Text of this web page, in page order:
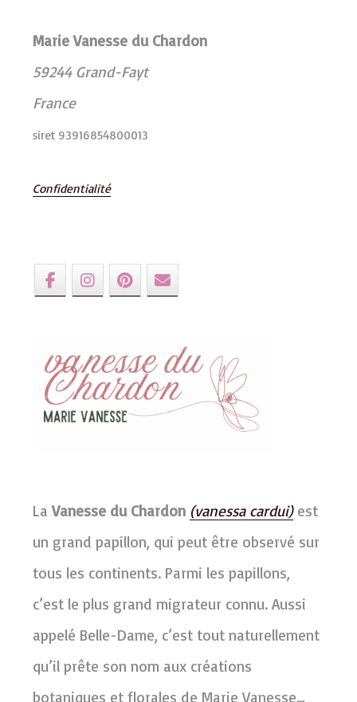
Marie Vanesse du Chardon
59244 Grand-Fayt
France
siret 93916854800013
Confidentialité
LaVanesse du Chardon (vanessa cardui)est
un grand papillon, qui peut être observé sur
tous les continents. Parmi les papillons,
c’est le plus grand migrateur connu. Aussi
appelé Belle-Dame, c’est tout naturellement
qu’il prête son nom aux créations
botaniques et florales de Marie Vanesse…